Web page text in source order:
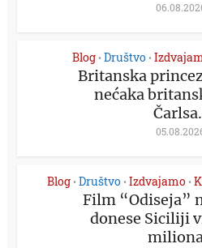
Blog • Društvo •
Britanska
nećaka
Blog • Društvo • Izdvajamo •
Film “Odiseja”
donese Siciliji